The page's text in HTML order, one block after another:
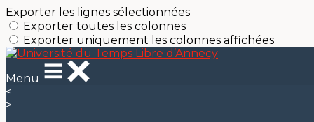
Exporter les lignes sélectionnées
Exporter toutes les colonnes
Exporter uniquement les colonnes affichées
Menu
<
>